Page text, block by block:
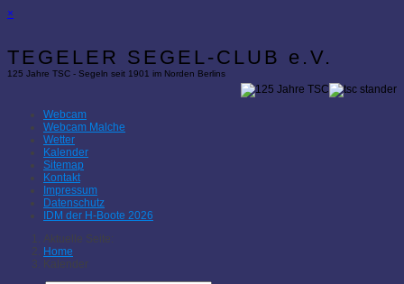
×
TEGELER SEGEL-CLUB e.V.
125 Jahre TSC - Segeln seit 1901 im Norden Berlins
Webcam
Webcam Malche
Wetter
Kalender
Sitemap
Kontakt
Impressum
Datenschutz
IDM der H-Boote 2026
Aktuelle Seite:
Home
Kalender